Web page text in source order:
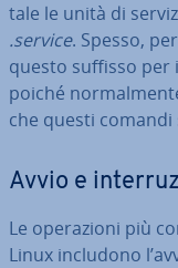
ta­le le unità di
.service. Spesso,
questo suffisso per
poiché
che questi
Avvio e
Le ope­ra­zio­ni più
Linux includono